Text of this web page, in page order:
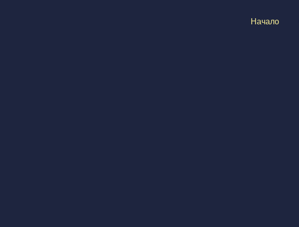
Начало